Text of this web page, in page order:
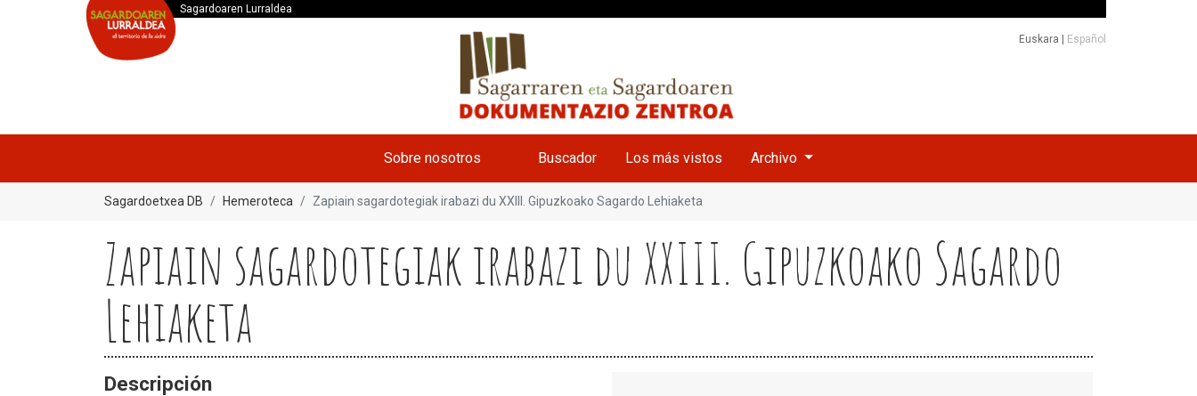
Sagardoaren Lurraldea
Euskara Español
Sobre nosotros Buscador Los más vistos Archivo
Sagardoetxea DB Hemeroteca Zapiain sagardotegiak irabazi du XXIII. Gipuzkoako Sagardo Lehiaketa
Zapiain sagardotegiak irabazi du XXIII. Gipuzkoako Sagardo
Lehiaketa
Descripción